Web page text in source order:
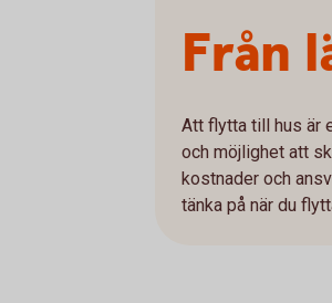
Från
Att flytta till hus är
och möjlighet att
kostnader och
tänka på när du